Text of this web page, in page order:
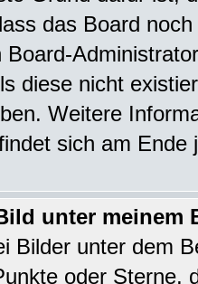
das Board
diese nicht
Weitere
sich am Ende
unter meinem
Bilder unter dem
oder Sterne,